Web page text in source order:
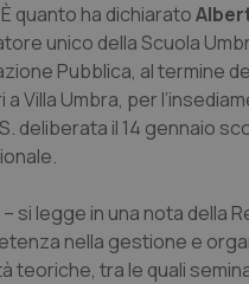
Romagna
Giulia
& coronaropatie
Atopica
& glucometri
dell’umore
quanto ha dichiarato
unico della Scuola
Pubblica, al termine
a Villa Umbra, per
deliberata il 14 gennaio
si legge in una nota della
nella gestione e
teoriche, tra le quali